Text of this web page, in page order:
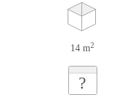
14 m2
?